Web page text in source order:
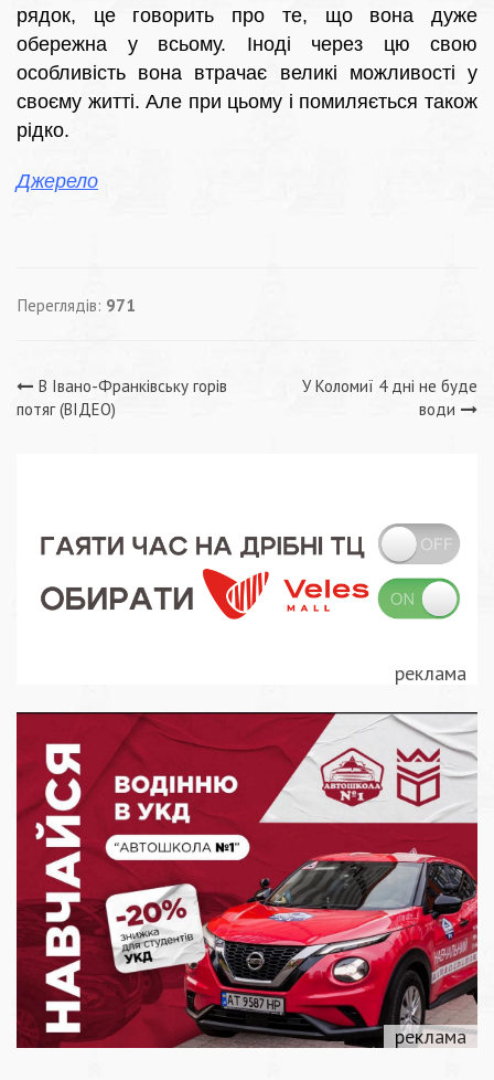
рядок, це говорить про те, що вона дуже
обережна у всьому. Іноді через цю свою
особливість вона втрачає великі можливості у
своєму житті. Але при цьому і помиляється також
рідко.
Джерело
Переглядів: 971
Навігація
В Івано-Франківську горів
потяг (ВІДЕО)
У Коломиї 4 дні не буде
води